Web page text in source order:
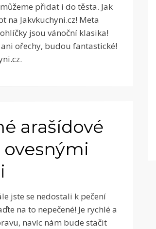
přidat i do těsta. Jak
na Jakvkuchyni.cz! Meta
jsou vánoční klasika!
ořechy, budou fantastické!
arašídové
jste se nedostali k pečení
na to nepečené! Je rychlé a
navíc nám bude stačit